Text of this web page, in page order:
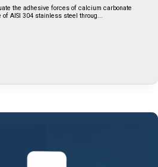
the adhesive forces of calcium carbonate
AISI 304 stainless steel throug...